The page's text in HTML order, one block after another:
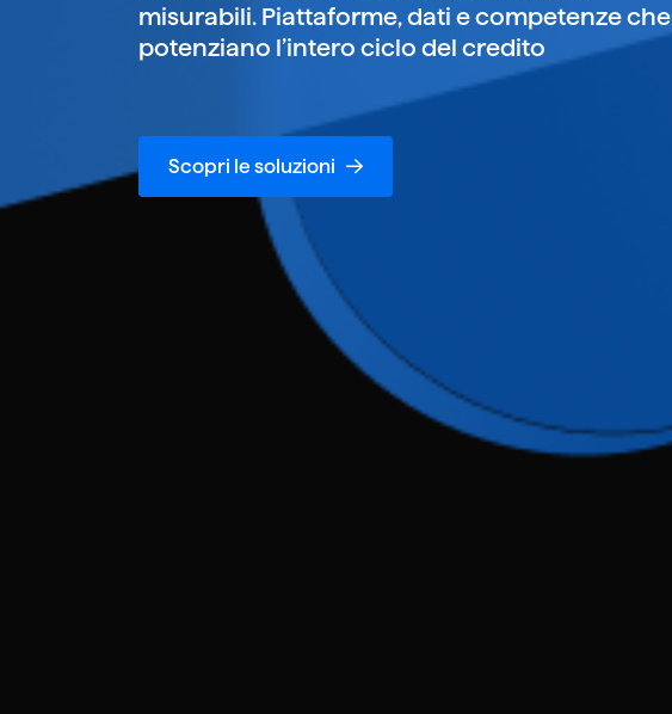
misurabili. Piattaforme, dati e competenze che
potenziano l’intero ciclo del credito
Scopri le soluzioni